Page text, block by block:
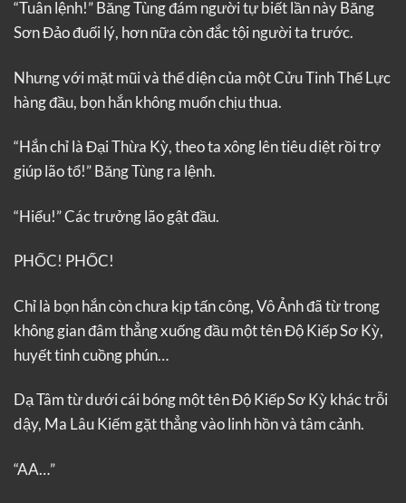
“Tuân lệnh!” Băng Tùng đám người tự biết lần này Băng
Sơn Đảo đuối lý, hơn nữa còn đắc tội người ta trước.
Nhưng với mặt mũi và thể diện của một Cửu Tinh Thế Lực
hàng đầu, bọn hắn không muốn chịu thua.
“Hắn chỉ là Đại Thừa Kỳ, theo ta xông lên tiêu diệt rồi trợ
giúp lão tổ!” Băng Tùng ra lệnh.
“Hiểu!” Các trưởng lão gật đầu.
PHỐC! PHỐC!
Chỉ là bọn hắn còn chưa kịp tấn công, Vô Ảnh đã từ trong
không gian đâm thẳng xuống đầu một tên Độ Kiếp Sơ Kỳ,
huyết tinh cuồng phún…
Dạ Tâm từ dưới cái bóng một tên Độ Kiếp Sơ Kỳ khác trỗi
dậy, Ma Lâu Kiếm gặt thẳng vào linh hồn và tâm cảnh.
“AA…”